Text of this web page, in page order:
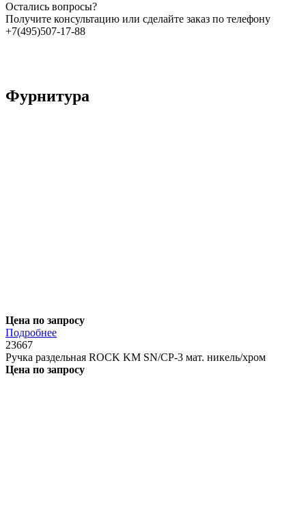
Остались вопросы?
Получите консультацию или сделайте заказ по телефону
+7(495)507-17-88
Фурнитура
Цена по запросу
Подробнее
23667
Ручка раздельная ROCK KM SN/CP-3 мат. никель/хром
Цена по запросу